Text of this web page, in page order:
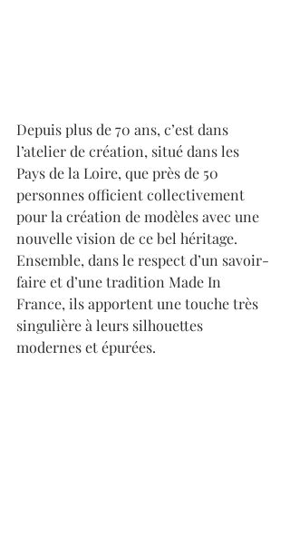
Depuis plus de 70 ans, c’est dans
l’atelier de création, situé dans les
Pays de la Loire, que près de 50
personnes officient collectivement
pour la création de modèles avec une
nouvelle vision de ce bel héritage.
Ensemble, dans le respect d’un savoir-
faire et d’une tradition Made In
France, ils apportent une touche très
singulière à leurs silhouettes
modernes et épurées.